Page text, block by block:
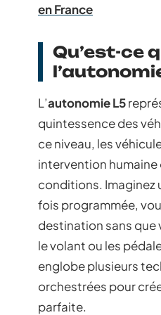
en France
Qu’est-ce
L’autonomie L5
quintessence des
ce niveau, les
intervention
conditions. Imaginez
fois programmée,
destination sans que
le volant ou les
englobe plusieurs
orchestrées pour
parfaite.